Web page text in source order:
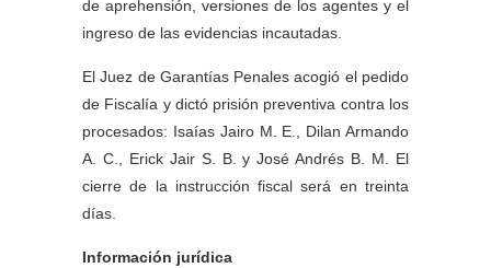
de aprehensión, versiones de los agentes y el
ingreso de las evidencias incautadas.
El Juez de Garantías Penales acogió el pedido
de Fiscalía y dictó prisión preventiva contra los
procesados: Isaías Jairo M. E., Dilan Armando
A. C., Erick Jair S. B. y José Andrés B. M. El
cierre de la instrucción fiscal será en treinta
días.
Información jurídica